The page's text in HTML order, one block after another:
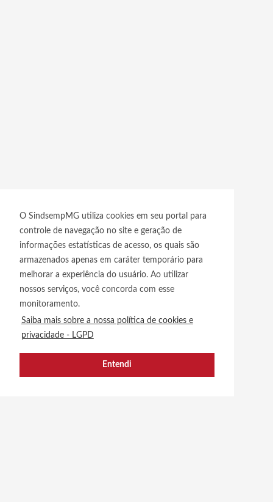
O SindsempMG utiliza cookies em seu portal para
controle de navegação no site e geração de
informações estatísticas de acesso, os quais são
armazenados apenas em caráter temporário para
melhorar a experiência do usuário. Ao utilizar
nossos serviços, você concorda com esse
monitoramento.
Saiba mais sobre a nossa política de cookies e
privacidade - LGPD
Entendi